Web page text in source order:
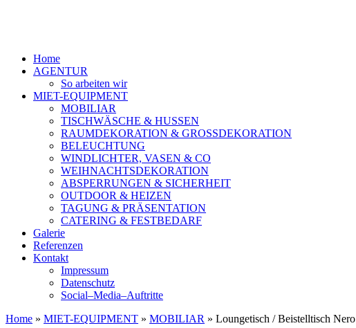
Home
AGENTUR
So arbeiten wir
MIET-EQUIPMENT
MOBILIAR
TISCHWÄSCHE & HUSSEN
RAUMDEKORATION & GROSSDEKORATION
BELEUCHTUNG
WINDLICHTER, VASEN & CO
WEIHNACHTSDEKORATION
ABSPERRUNGEN & SICHERHEIT
OUTDOOR & HEIZEN
TAGUNG & PRÄSENTATION
CATERING & FESTBEDARF
Galerie
Referenzen
Kontakt
Impressum
Datenschutz
Social–Media–Auftritte
Home » MIET-EQUIPMENT » MOBILIAR » Loungetisch / Beistelltisch Nero